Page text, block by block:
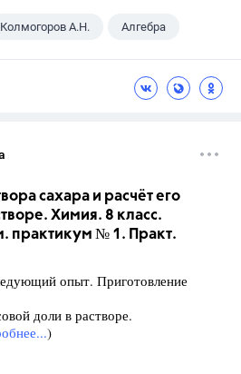
Колмогоров А.Н. Алгебра
сахара и расчёт его
Химия. 8 класс.
практикум № 1. Практ.
опыт. Приготовление
доли в растворе.
)